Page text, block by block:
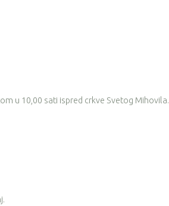
u 10,00 sati ispred crkve Svetog Mihovila.